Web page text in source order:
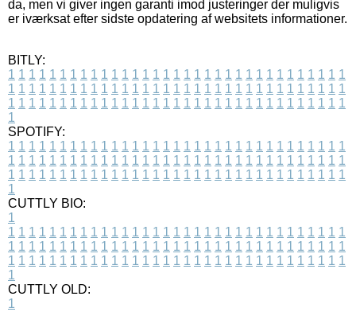
da, men vi giver ingen garanti imod justeringer der muligvis
er iværksat efter sidste opdatering af websitets informationer.
BITLY:
1 1 1 1 1 1 1 1 1 1 1 1 1 1 1 1 1 1 1 1 1 1 1 1 1 1 1 1 1 1 1 1 1
1 1 1 1 1 1 1 1 1 1 1 1 1 1 1 1 1 1 1 1 1 1 1 1 1 1 1 1 1 1 1 1 1
1 1 1 1 1 1 1 1 1 1 1 1 1 1 1 1 1 1 1 1 1 1 1 1 1 1 1 1 1 1 1 1 1
1
SPOTIFY:
1 1 1 1 1 1 1 1 1 1 1 1 1 1 1 1 1 1 1 1 1 1 1 1 1 1 1 1 1 1 1 1 1
1 1 1 1 1 1 1 1 1 1 1 1 1 1 1 1 1 1 1 1 1 1 1 1 1 1 1 1 1 1 1 1 1
1 1 1 1 1 1 1 1 1 1 1 1 1 1 1 1 1 1 1 1 1 1 1 1 1 1 1 1 1 1 1 1 1
1
CUTTLY BIO:
1
1 1 1 1 1 1 1 1 1 1 1 1 1 1 1 1 1 1 1 1 1 1 1 1 1 1 1 1 1 1 1 1 1
1 1 1 1 1 1 1 1 1 1 1 1 1 1 1 1 1 1 1 1 1 1 1 1 1 1 1 1 1 1 1 1 1
1 1 1 1 1 1 1 1 1 1 1 1 1 1 1 1 1 1 1 1 1 1 1 1 1 1 1 1 1 1 1 1 1
1
CUTTLY OLD:
1